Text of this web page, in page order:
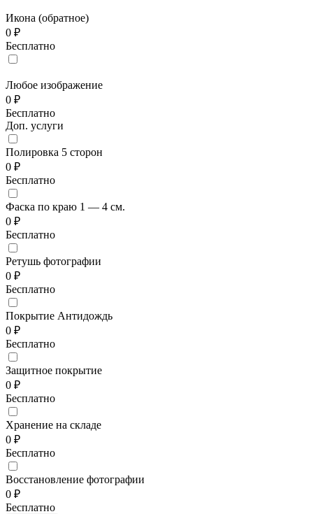
Икона (обратное)
0 ₽
Бесплатно
Любое изображение
0 ₽
Бесплатно
Доп. услуги
Полировка 5 сторон
0 ₽
Бесплатно
Фаска по краю 1 — 4 см.
0 ₽
Бесплатно
Ретушь фотографии
0 ₽
Бесплатно
Покрытие Антидождь
0 ₽
Бесплатно
Защитное покрытие
0 ₽
Бесплатно
Хранение на складе
0 ₽
Бесплатно
Восстановление фотографии
0 ₽
Бесплатно